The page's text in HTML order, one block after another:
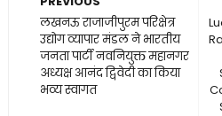
लखनऊ राजाजीपुरम परिक्षेत्र
उद्योग व्यापार मंडल ने भारतीय
जनता पार्टी नवनियुक्त महानगर
अध्यक्ष आनंद द्विवेदी का किया
भव्य स्वागत